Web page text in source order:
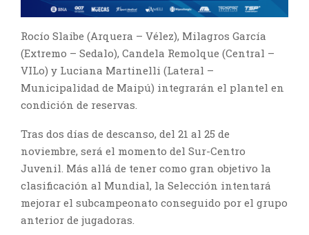
Rocío Slaibe (Arquera – Vélez), Milagros García
(Extremo – Sedalo), Candela Remolque (Central –
VILo) y Luciana Martinelli (Lateral –
Municipalidad de Maipú) integrarán el plantel en
condición de reservas.
Tras dos días de descanso, del 21 al 25 de
noviembre, será el momento del Sur-Centro
Juvenil. Más allá de tener como gran objetivo la
clasificación al Mundial, la Selección intentará
mejorar el subcampeonato conseguido por el grupo
anterior de jugadoras.